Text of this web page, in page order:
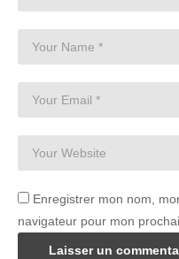
Enregistrer mon nom,
navigateur pour mon